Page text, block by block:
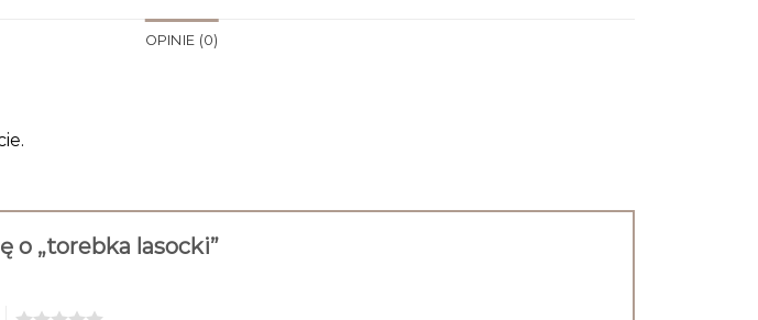
OPINIE (0)
o „torebka lasocki”